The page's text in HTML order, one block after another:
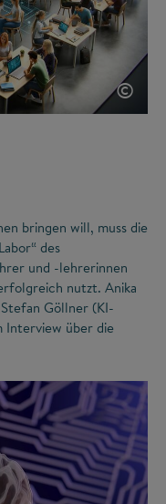
©
bringen will, muss die
des
und -lehrerinnen
nutzt. Anika
Göllner (KI-
Interview über die